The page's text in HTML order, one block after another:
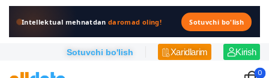
Intellektual mehnatdandaromad oling! Sotuvchi bo'lish
Sotuvchi bo'lish Xaridlarim Kirish
0